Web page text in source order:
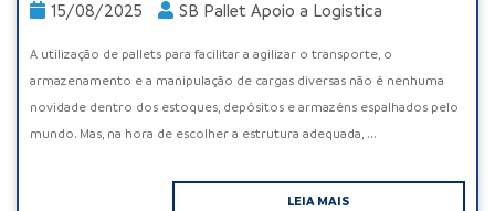
15/08/2025 SB Pallet Apoio a Logistica
A utilização de pallets para facilitar a agilizar o transporte, o
armazenamento e a manipulação de cargas diversas não é nenhuma
novidade dentro dos estoques, depósitos e armazéns espalhados pelo
mundo. Mas, na hora de escolher a estrutura adequada, ...
LEIA MAIS